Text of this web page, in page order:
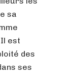
sa
est
des
ses